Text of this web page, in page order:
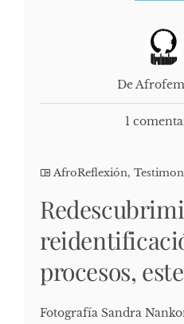
De
1
AfroReflexión,
procesos,
Fotografía Sandra